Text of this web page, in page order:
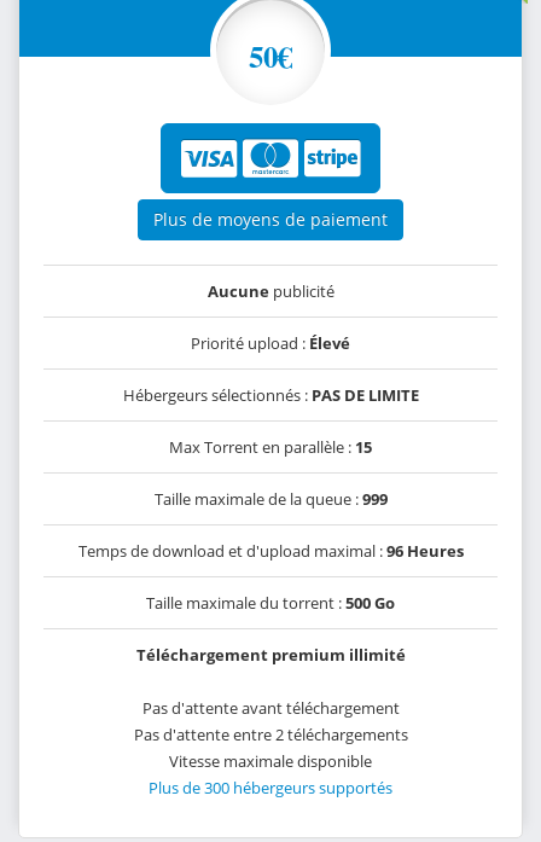
50€
Plus de moyens de paiement
Aucunepublicité
Priorité upload : Élevé
Hébergeurs sélectionnés : PAS DE LIMITE
Max Torrent en parallèle : 15
Taille maximale de la queue :999
Temps de download et d'upload maximal :96 Heures
Taille maximale du torrent :500 Go
Téléchargement premium illimité
Pas d'attente avant téléchargement
Pas d'attente entre 2 téléchargements
Vitesse maximale disponible
Plus de 300 hébergeurs supportés